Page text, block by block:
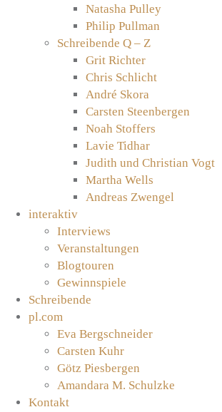
Natasha Pulley
Philip Pullman
Schreibende Q – Z
Grit Richter
Chris Schlicht
André Skora
Carsten Steenbergen
Noah Stoffers
Lavie Tidhar
Judith und Christian Vogt
Martha Wells
Andreas Zwengel
interaktiv
Interviews
Veranstaltungen
Blogtouren
Gewinnspiele
Schreibende
pl.com
Eva Bergschneider
Carsten Kuhr
Götz Piesbergen
Amandara M. Schulzke
Kontakt